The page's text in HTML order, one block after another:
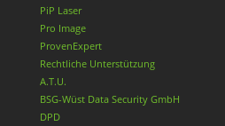
PiP Laser
Pro Image
ProvenExpert
Rechtliche Unterstützung
A.T.U.
BSG-Wüst Data Security GmbH
DPD